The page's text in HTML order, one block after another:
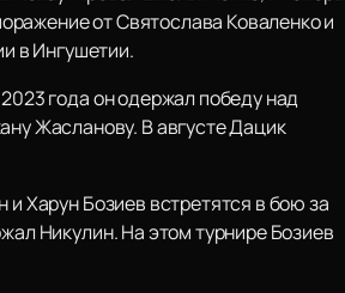
от Святослава Коваленко и
в Ингушетии.
года он одержал победу над
Жасланову. В августе Дацик
и Харун Бозиев встретятся в бою за
Никулин. На этом турнире Бозиев